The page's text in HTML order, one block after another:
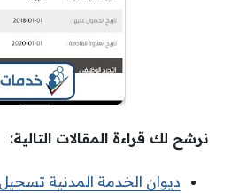
نرشح لك قراءة المقالات التالية:
ديوان الخدمة المدنية